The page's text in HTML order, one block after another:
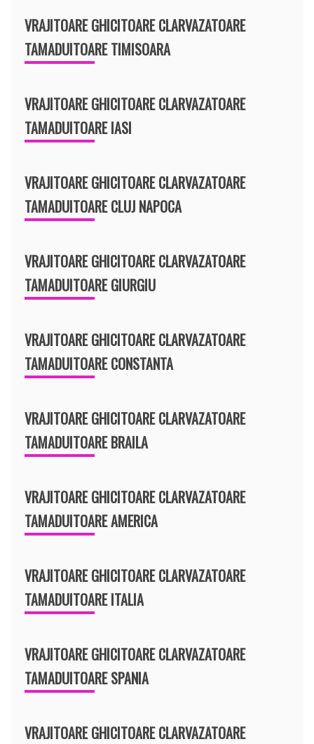
VRAJITOARE GHICITOARE CLARVAZATOARE
TAMADUITOARE TIMISOARA
VRAJITOARE GHICITOARE CLARVAZATOARE
TAMADUITOARE IASI
VRAJITOARE GHICITOARE CLARVAZATOARE
TAMADUITOARE CLUJ NAPOCA
VRAJITOARE GHICITOARE CLARVAZATOARE
TAMADUITOARE GIURGIU
VRAJITOARE GHICITOARE CLARVAZATOARE
TAMADUITOARE CONSTANTA
VRAJITOARE GHICITOARE CLARVAZATOARE
TAMADUITOARE BRAILA
VRAJITOARE GHICITOARE CLARVAZATOARE
TAMADUITOARE AMERICA
VRAJITOARE GHICITOARE CLARVAZATOARE
TAMADUITOARE ITALIA
VRAJITOARE GHICITOARE CLARVAZATOARE
TAMADUITOARE SPANIA
VRAJITOARE GHICITOARE CLARVAZATOARE